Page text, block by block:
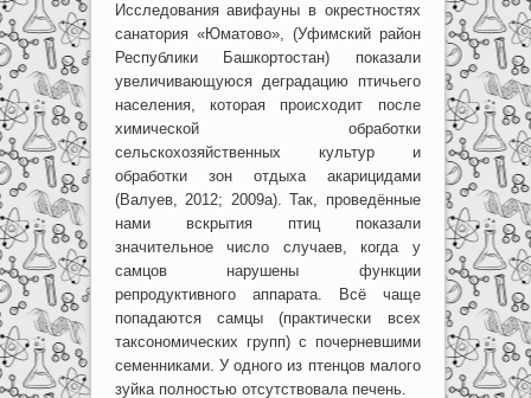
Исследования авифауны в окрестностях
санатория «Юматово», (Уфимский район
Республики Башкортостан) показали
увеличивающуюся деградацию птичьего
населения, которая происходит после
химической обработки
сельскохозяйственных культур и
обработки зон отдыха акарицидами
(Валуев, 2012; 2009а). Так, проведённые
нами вскрытия птиц показали
значительное число случаев, когда у
самцов нарушены функции
репродуктивного аппарата. Всё чаще
попадаются самцы (практически всех
таксономических групп) с почерневшими
семенниками. У одного из птенцов малого
зуйка полностью отсутствовала печень.